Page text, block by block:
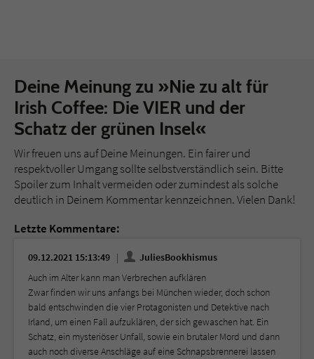
Deine Meinung zu »Nie zu alt für
Irish Coffee: Die VIER und der
Schatz der grünen Insel«
Wir freuen uns auf Deine Meinungen. Ein fairer und
respektvoller Umgang sollte selbstverständlich sein. Bitte
Spoiler zum Inhalt vermeiden oder zumindest als solche
deutlich in Deinem Kommentar kennzeichnen. Vielen Dank!
Letzte Kommentare:
09.12.2021 15:13:49
JuliesBookhismus
Auch im Alter kann man Verbrechen aufklären
Zwar finden wir uns anfangs bei München wieder, doch schon
bald entschwinden die vier Protagonisten und Detektive nach
Irland, um einen Fall aufzuklären, der sich gewaschen hat. Ein
Schatz, ein mysteriöser Unfall, sowie ein brutaler Mord und dann
auch noch diverse Anschläge auf eine Schnapsbrennerei lassen